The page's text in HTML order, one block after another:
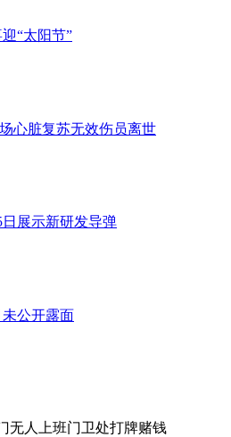
“太阳节”
心脏复苏无效伤员离世
展示新研发导弹
公开露面
无人上班门卫处打牌赌钱